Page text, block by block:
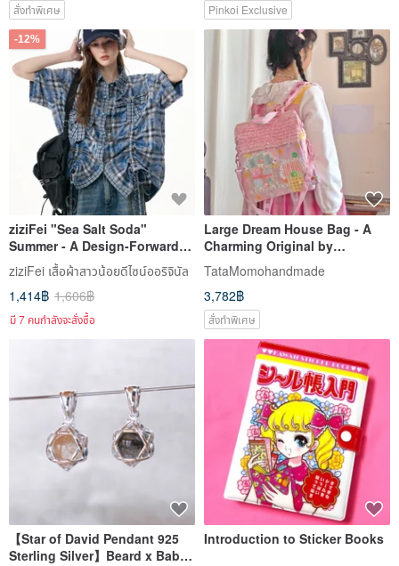
สั่งทำพิเศษ Pinkoi Exclusive
-12%
ziziFei "Sea Salt Soda"
Summer - A Design-Forward
Blue Plaid Bow Short-Sleeve
Shirt for Women
ziziFei เสื้อผ้าสาวน้อยดีไซน์ออริจินัล
1,414฿ 1,606฿
มี 7 คนกำลังจะสั่งซื้อ
Large Dream House Bag - A
Charming Original by
TataMomohandmade
TataMomohandmade
3,782฿
สั่งทำพิเศษ
【Star of David Pendant 925
Sterling Silver】Beard x Baby
Introduction to Sticker Books